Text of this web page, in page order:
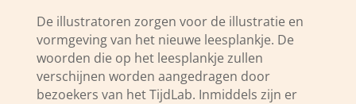
De illustratoren zorgen voor de illustratie en
vormgeving van het nieuwe leesplankje. De
woorden die op het leesplankje zullen
verschijnen worden aangedragen door
bezoekers van het TijdLab. Inmiddels zijn er